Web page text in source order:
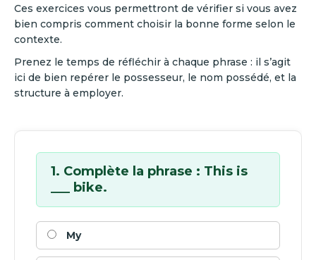
Ces exercices vous permettront de vérifier si vous avez
bien compris comment choisir la bonne forme selon le
contexte.
Prenez le temps de réfléchir à chaque phrase : il s’agit
ici de bien repérer le possesseur, le nom possédé, et la
structure à employer.
1. Complète la phrase : This is
___ bike.
My